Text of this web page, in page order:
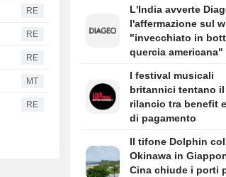
RE
RE
RE
MT
RE
L'India avverte
l'affermazione sul
"invecchiato in
quercia americana"
I festival musicali
britannici tentano il
rilancio tra benefit
di pagamento
Il tifone Dolphin
Okinawa in
Cina chiude i porti